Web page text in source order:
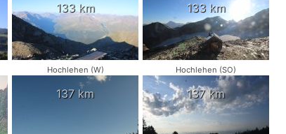
133 km 133 km
Hochlehen (W)
137 km
Hochlehen (SO)
137 km